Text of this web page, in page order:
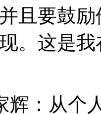
且要鼓
。这是
辉：从个